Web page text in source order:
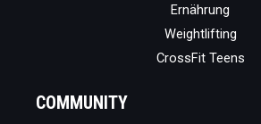
Ernährung
Weightlifting
CrossFit Teens
COMMUNITY